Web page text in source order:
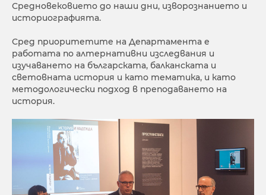
Средновековието до наши дни, изворознанието и
историографията.
Сред приоритетите на Департамента е
работата по алтернативни изследвания и
изучаването на българската, балканската и
световната история и като тематика, и като
методологически подход в преподаването на
история.